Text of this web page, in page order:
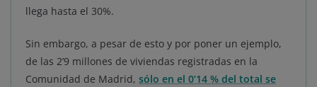
llega hasta el 30%.
Sin embargo, a pesar de esto y por poner un ejemplo,
de las 2’9 millones de viviendas registradas en la
Comunidad de Madrid, sólo en el 0’14 % del total se